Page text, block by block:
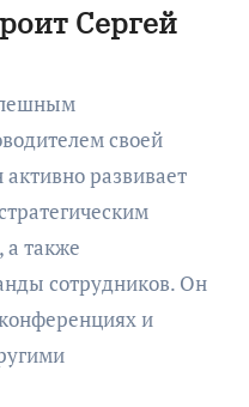
Сергей
своей
развивает
также
сотрудников. Он
и